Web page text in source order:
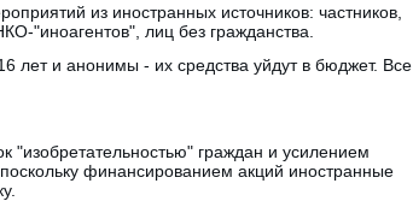
из иностранных источников: частников,
"иноагентов", лиц без гражданства.
лет и анонимы - их средства уйдут в бюджет. Все
"изобретательностью" граждан и усилением
финансированием акций иностранные